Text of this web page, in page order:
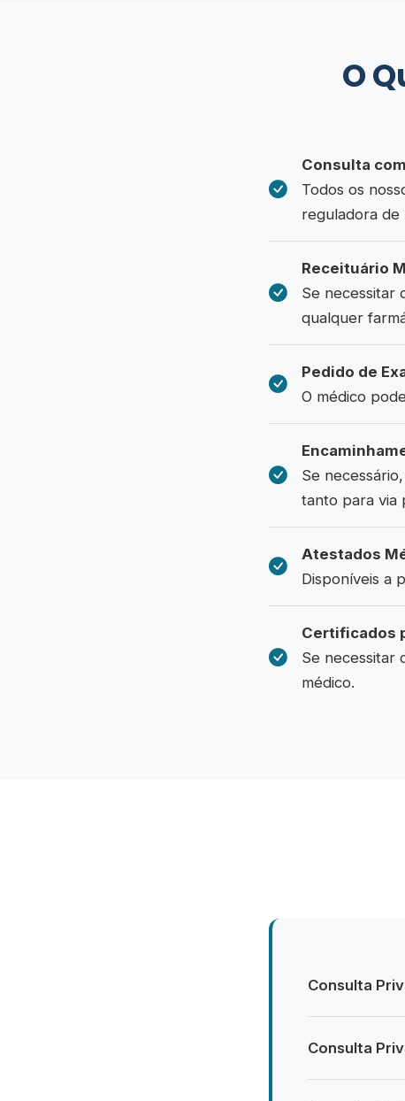
O
Consulta
Todos os
reguladora de
Receituário
Se necessitar
qualquer
Pedido de
O médico
Se
tanto para via
Atestados
Disponíveis a
Certificados
Se necessitar
médico.
Consulta
Consulta